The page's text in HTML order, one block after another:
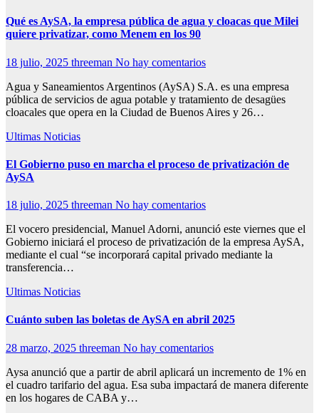
Qué es AySA, la empresa pública de agua y cloacas que Milei
quiere privatizar, como Menem en los 90
18 julio, 2025 threeman No hay comentarios
Agua y Saneamientos Argentinos (AySA) S.A. es una empresa
pública de servicios de agua potable y tratamiento de desagües
cloacales que opera en la Ciudad de Buenos Aires y 26…
Ultimas Noticias
El Gobierno puso en marcha el proceso de privatización de
AySA
18 julio, 2025 threeman No hay comentarios
El vocero presidencial, Manuel Adorni, anunció este viernes que el
Gobierno iniciará el proceso de privatización de la empresa AySA,
mediante el cual “se incorporará capital privado mediante la
transferencia…
Ultimas Noticias
Cuánto suben las boletas de AySA en abril 2025
28 marzo, 2025 threeman No hay comentarios
Aysa anunció que a partir de abril aplicará un incremento de 1% en
el cuadro tarifario del agua. Esa suba impactará de manera diferente
en los hogares de CABA y…